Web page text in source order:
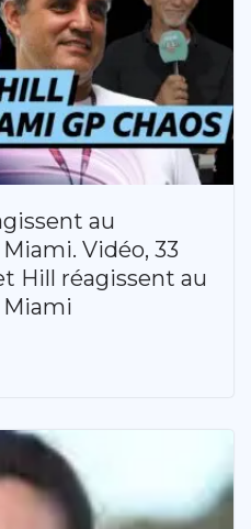
au
Vidéo, 33
Hill réagissent au